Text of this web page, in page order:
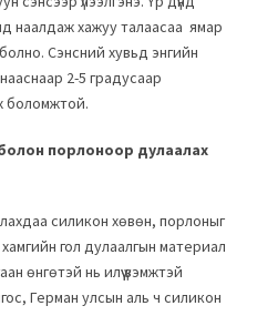
наалдаж хажуу талаасаа ямар
болно. Сэнсний хувьд энгийн
2-5 градусаар
боломжтой.
порлоноор дулаалах
силикон хөвөн, порлоныг
гол дулаалгын материал
өнгөтэй нь илүү үзэмжтэй
Герман улсын аль ч силикон